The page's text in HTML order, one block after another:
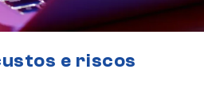
e riscos